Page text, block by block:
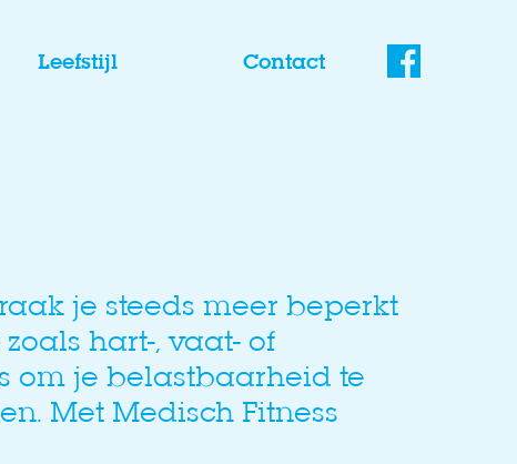
Leefstijl Contact
je steeds meer beperkt
hart-, vaat- of
om je belastbaarheid te
Met Medisch Fitness